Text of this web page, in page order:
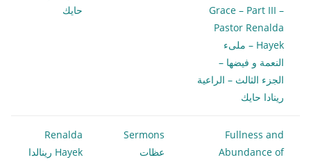
Grace – Part III –
Pastor Renalda
Hayek – ملىء
النعمة و فيضها –
الجزء الثالث – الراعية
رينادا حايك
حايك
Fullness and
Abundance of
Sermons
عظات
Renalda
Hayek رينالدا